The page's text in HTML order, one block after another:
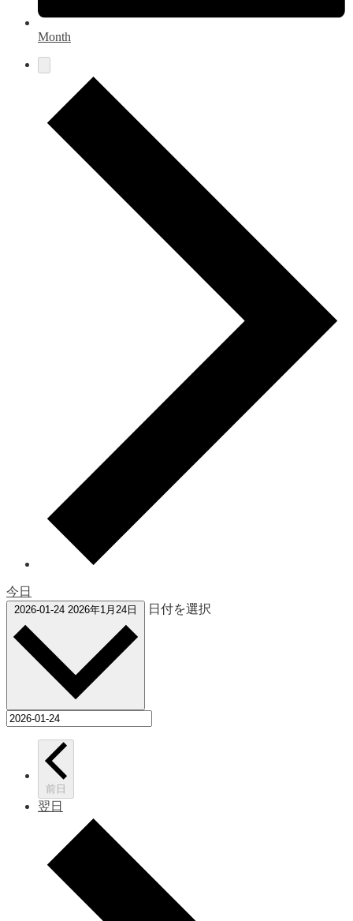
Month
今日
2026-01-24 2026年1月24日 日付を選択
前日
翌日